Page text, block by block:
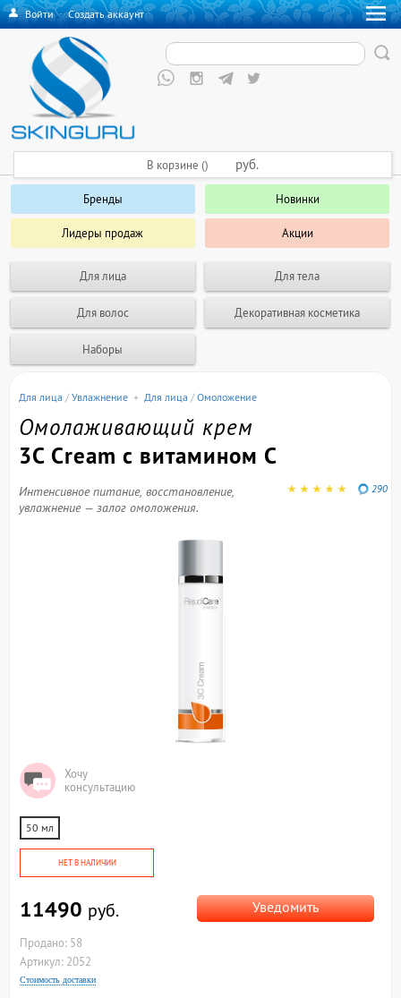
Войти·Создать аккаунт
Бренды Новинки
Лидеры продаж Акции
Для лица Для тела
Для волос Декоративная косметика
Наборы
В корзине () руб.
Для лица /Увлажнение + Для лица /Омоложение
Омолаживающий крем
3C Cream с витамином С
290
Интенсивное питание, восстановление,
увлажнение — залог омоложения.
Хочу
консультацию
50 мл
НЕТ В НАЛИЧИИ
11490 руб. Уведомить
Продано: 58
Артикул: 2052
Стоимость доставки